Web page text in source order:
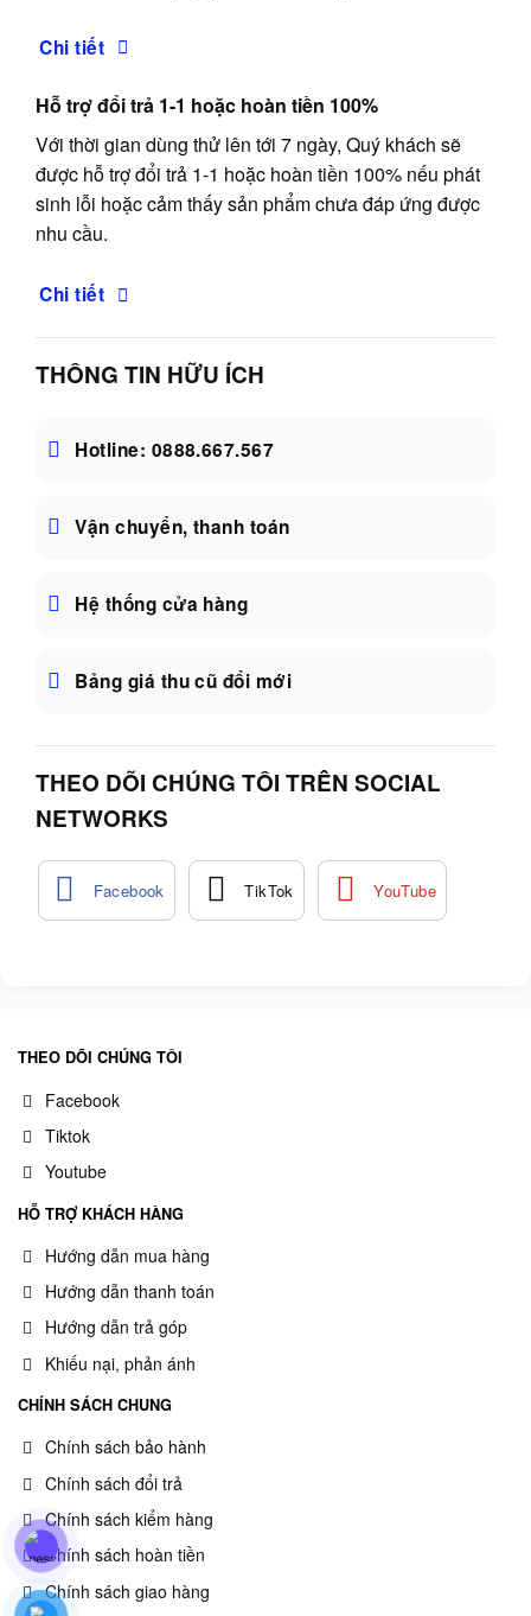
Chi tiết
Hỗ trợ đổi trả 1-1 hoặc hoàn tiền 100%
Với thời gian dùng thử lên tới 7 ngày, Quý khách sẽ
được hỗ trợ đổi trả 1-1 hoặc hoàn tiền 100% nếu phát
sinh lỗi hoặc cảm thấy sản phẩm chưa đáp ứng được
nhu cầu.
Chi tiết
THÔNG TIN HỮU ÍCH
Hotline: 0888.667.567
Vận chuyển, thanh toán
Hệ thống cửa hàng
Bảng giá thu cũ đổi mới
THEO DÕI CHÚNG TÔI TRÊN SOCIAL
NETWORKS
THEO DÕI CHÚNG TÔI
Facebook
Tiktok
Youtube
HỖ TRỢ KHÁCH HÀNG
Hướng dẫn mua hàng
Hướng dẫn thanh toán
Hướng dẫn trả góp
Khiếu nại, phản ánh
CHÍNH SÁCH CHUNG
Chính sách bảo hành
Chính sách đổi trả
Chính sách kiểm hàng
Chính sách hoàn tiền
Chính sách giao hàng